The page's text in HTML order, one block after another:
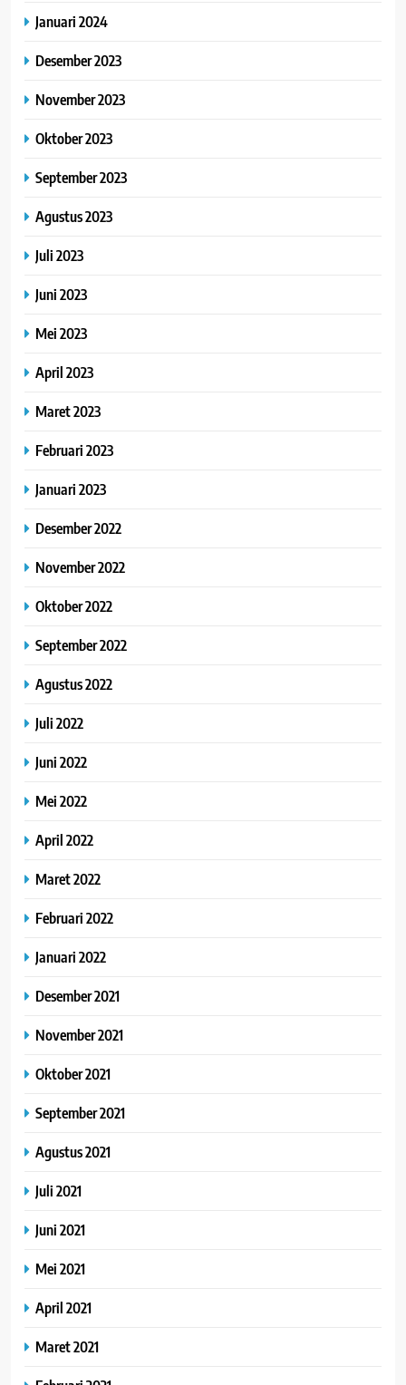
Januari 2024
Desember 2023
November 2023
Oktober 2023
September 2023
Agustus 2023
Juli 2023
Juni 2023
Mei 2023
April 2023
Maret 2023
Februari 2023
Januari 2023
Desember 2022
November 2022
Oktober 2022
September 2022
Agustus 2022
Juli 2022
Juni 2022
Mei 2022
April 2022
Maret 2022
Februari 2022
Januari 2022
Desember 2021
November 2021
Oktober 2021
September 2021
Agustus 2021
Juli 2021
Juni 2021
Mei 2021
April 2021
Maret 2021